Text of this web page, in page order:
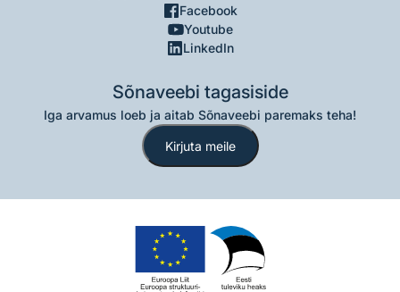
Facebook
Youtube
LinkedIn
Sõnaveebi tagasiside
Iga arvamus loeb ja aitab Sõnaveebi paremaks teha!
Kirjuta meile